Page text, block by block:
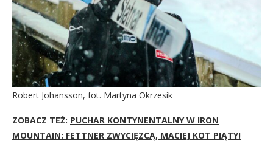
Robert Johansson, fot. Martyna Okrzesik
ZOBACZ TEŻ: PUCHAR KONTYNENTALNY W IRON
MOUNTAIN: FETTNER ZWYCIĘZCĄ, MACIEJ KOT PIĄTY!